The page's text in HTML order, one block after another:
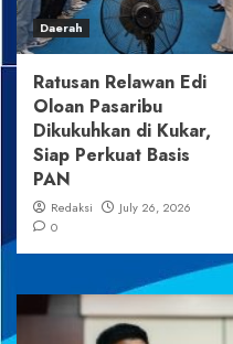
Daerah
Ratusan Relawan Edi
Oloan Pasaribu
Dikukuhkan di Kukar,
Siap Perkuat Basis
PAN
Redaksi
July 26, 2026
0